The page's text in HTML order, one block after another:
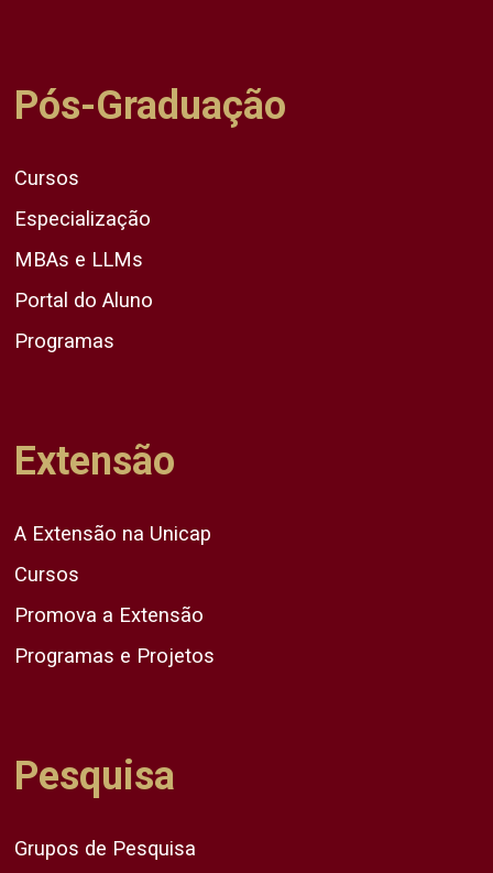
Pós-Graduação
Cursos
Especialização
MBAs e LLMs
Portal do Aluno
Programas
Extensão
A Extensão na Unicap
Cursos
Promova a Extensão
Programas e Projetos
Pesquisa
Grupos de Pesquisa